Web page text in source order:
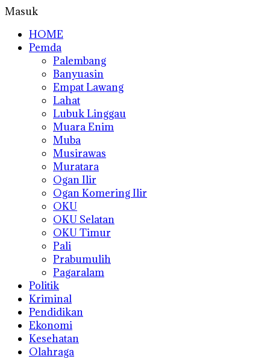
Masuk
HOME
Pemda
Palembang
Banyuasin
Empat Lawang
Lahat
Lubuk Linggau
Muara Enim
Muba
Musirawas
Muratara
Ogan Ilir
Ogan Komering Ilir
OKU
OKU Selatan
OKU Timur
Pali
Prabumulih
Pagaralam
Politik
Kriminal
Pendidikan
Ekonomi
Kesehatan
Olahraga